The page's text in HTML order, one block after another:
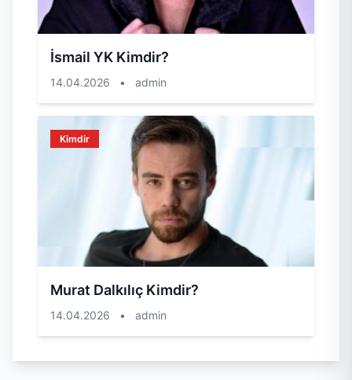
İsmail YK Kimdir?
14.04.2026 • admin
Kimdir
Murat Dalkılıç Kimdir?
14.04.2026 • admin